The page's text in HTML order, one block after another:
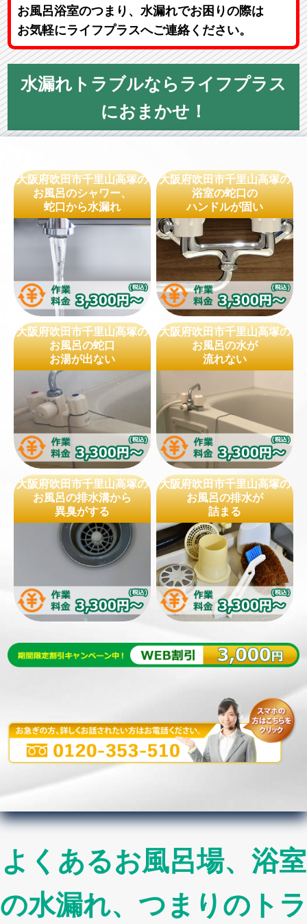
お風呂浴室のつまり、水漏れでお困りの際は
お気軽にライフプラスへご連絡ください。
水漏れトラブルならライフプラス
におまかせ！
大阪府吹田市千里山高塚の
お風呂のシャワー、
蛇口から水漏れ
大阪府吹田市千里山高塚の
浴室の蛇口の
ハンドルが固い
大阪府吹田市千里山高塚の
お風呂の蛇口
お湯が出ない
大阪府吹田市千里山高塚の
お風呂の水が
流れない
大阪府吹田市千里山高塚の
お風呂の排水溝から
異臭がする
大阪府吹田市千里山高塚の
お風呂の排水が
詰まる
よくあるお風呂場、浴室
の水漏れ、つまりのトラ